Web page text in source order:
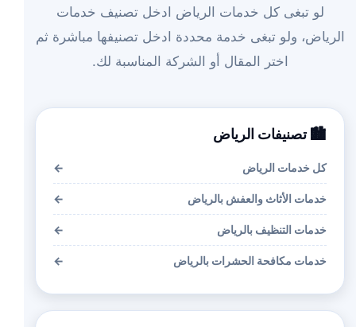
لو تبغى كل خدمات الرياض ادخل تصنيف خدمات
الرياض، ولو تبغى خدمة محددة ادخل تصنيفها مباشرة ثم
اختر المقال أو الشركة المناسبة لك.
🏙️ تصنيفات الرياض
كل خدمات الرياض ←
خدمات الأثاث والعفش بالرياض ←
خدمات التنظيف بالرياض ←
خدمات مكافحة الحشرات بالرياض ←